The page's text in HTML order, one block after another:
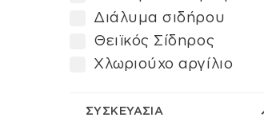
Διάλυμα σιδήρου
Θειϊκός Σίδηρος
Χλωριούχο αργίλιο
ΣΥΣΚΕΥΑΣΊΑ